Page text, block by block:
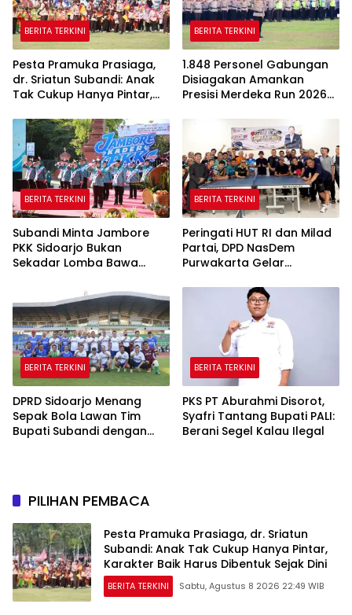
BERITA TERKINI
Pesta Pramuka Prasiaga,
dr. Sriatun Subandi: Anak
Tak Cukup Hanya Pintar,
Dibentuk Sejak Dini
BERITA TERKINI
1.848 Personel Gabungan
Disiagakan Amankan
Presisi Merdeka Run 2026
BERITA TERKINI
Subandi Minta Jambore
PKK Sidoarjo Bukan
Sekadar Lomba Bawa
untuk Warga
BERITA TERKINI
Peringati HUT RI dan Milad
Partai, DPD NasDem
Purwakarta Gelar
hingga Baksos Gratis
BERITA TERKINI
DPRD Sidoarjo Menang
Sepak Bola Lawan Tim
Bupati Subandi dengan
BERITA TERKINI
PKS PT Aburahmi Disorot,
Syafri Tantang Bupati PALI:
Berani Segel Kalau Ilegal
PILIHAN PEMBACA
Pesta Pramuka Prasiaga, dr. Sriatun
Subandi: Anak Tak Cukup Hanya Pintar,
Karakter Baik Harus Dibentuk Sejak Dini
BERITA TERKINI Sabtu, Agustus 8 2026 22:49 WIB